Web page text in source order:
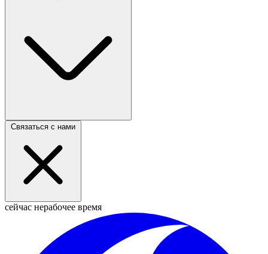
Связаться с нами
сейчас нерабочее время